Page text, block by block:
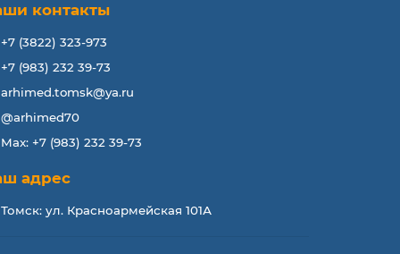
контакты
+7 (3822) 323-973
+7 (983) 232 39-73
arhimed.tomsk@ya.ru
@arhimed70
Max: +7 (983) 232 39-73
адрес
Томск: ул. Красноармейская 101А